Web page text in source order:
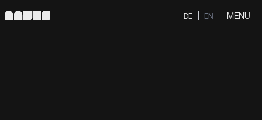
DE EN MENU